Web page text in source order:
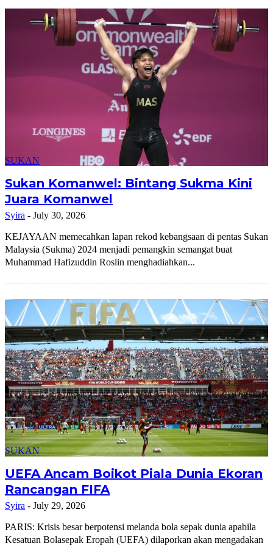
SUKAN
Sukan Komanwel: Bintang Sukma Kini
Juara Komanwel
Syira - July 30, 2026
KEJAYAAN memecahkan lapan rekod kebangsaan di pentas Sukan
Malaysia (Sukma) 2024 menjadi pemangkin semangat buat
Muhammad Hafizuddin Roslin menghadiahkan...
SUKAN
UEFA Ancam Boikot Piala Dunia Ekoran
Rancangan FIFA
Syira - July 29, 2026
PARIS: Krisis besar berpotensi melanda bola sepak dunia apabila
Kesatuan Bolasepak Eropah (UEFA) dilaporkan akan mengadakan